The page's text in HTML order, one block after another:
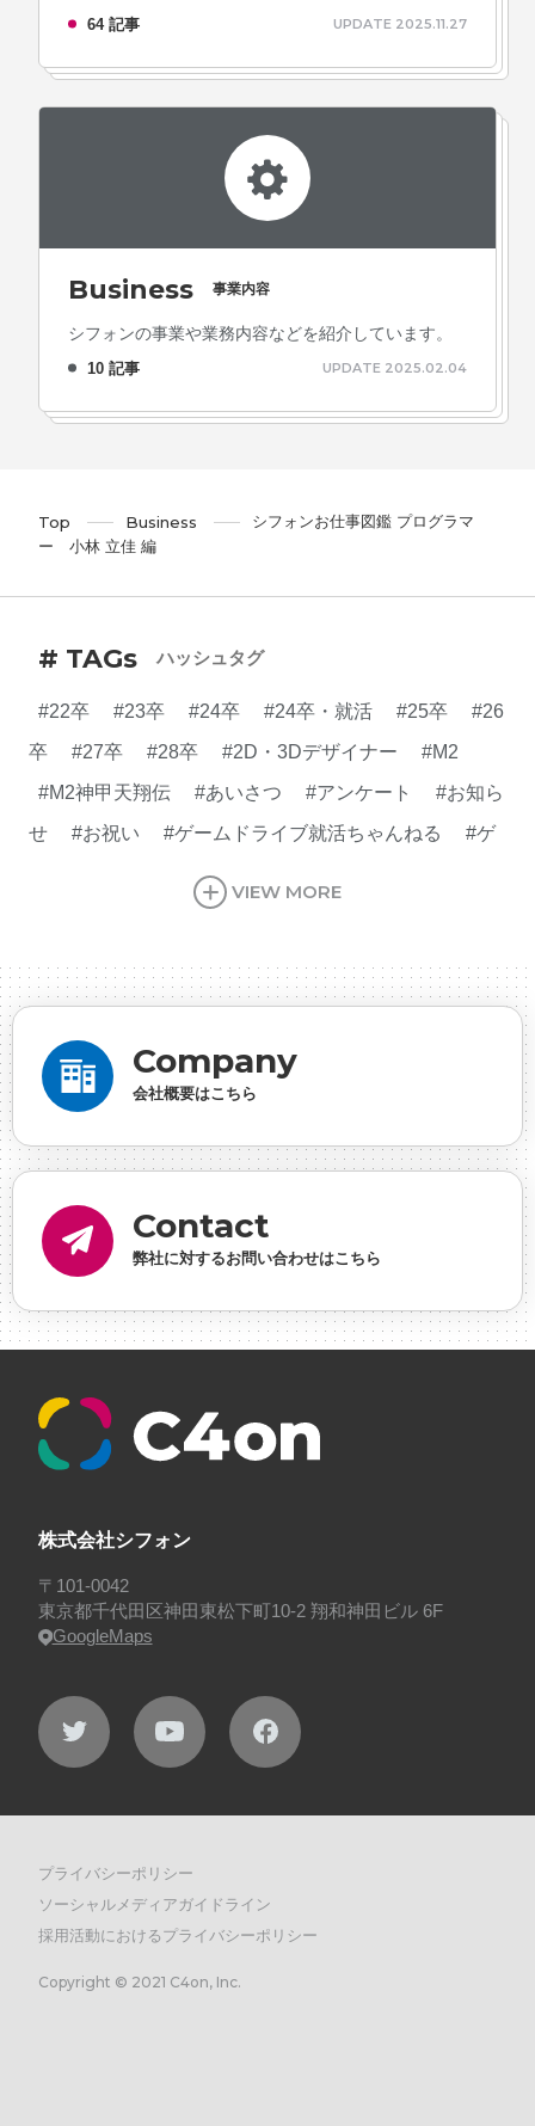
64 記事 UPDATE 2025.11.27
Business 事業内容
シフォンの事業や業務内容などを紹介しています。
10 記事 UPDATE 2025.02.04
Top Business
シフォンお仕事図鑑 プログラマ
ー 小林 立佳 編
# TAGs ハッシュタグ
#22卒 #23卒 #24卒 #24卒・就活 #25卒
#26
卒
#27卒 #28卒 #2D・3Dデザイナー
#M2
#M2神甲天翔伝
#あいさつ #アンケート
#お知ら
せ
#お祝い #ゲームドライブ就活ちゃんねる
#ゲ
#ゲーム開発
#シフォンめし
デザイナー
#プランナー #プログラマー
#プログ
ラム愛
事業実績
#事業紹介 #仕事紹介
#休業日
らん
#健康企業宣言 #健康優良法人 #入社式
#
理・ゲームPM
#勉強会
に理解した
#採用
#採用向け #新卒 #新卒採用
#歓迎会
ュー
#福利厚生
プロジェクト・サービス
#行事
VIEW MORE
Company
会社概要はこちら
Contact
弊社に対するお問い合わせはこちら
株式会社シフォン
〒101-0042
東京都千代田区神田東松下町10-2 翔和神田ビル 6F
GoogleMaps
プライバシーポリシー
ソーシャルメディアガイドライン
採用活動におけるプライバシーポリシー
Copyright © 2021 C4on, Inc.